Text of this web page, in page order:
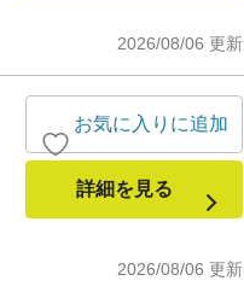
2026/08/06 更新
2026/08/06 更新
お気に入りに追加
詳細を見る